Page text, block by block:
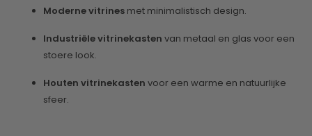
Moderne vitrines met minimalistisch design.
Industriële vitrinekasten van metaal en glas voor een
stoere look.
Houten vitrinekasten voor een warme en natuurlijke
sfeer.